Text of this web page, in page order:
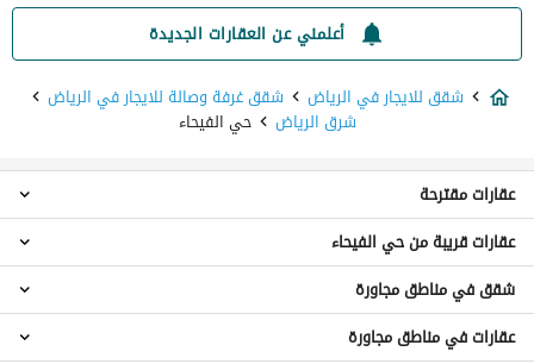
أعلمني عن العقارات الجديدة
شقق للايجار في الرياض
شقق غرفة وصالة للايجار في الرياض
شرق الرياض حي الفيحاء
استوديو للايجار في حي الفيحاء
شقق 2 غرفة نوم للايجار في حي الفيحاء
شقق 3 غرف نوم للايجار في حي الفيحاء
شقق 4 غرف نوم للايجار في حي الفيحاء
عقارات مقترحة
شقق 1 غرفة نوم حي السلام
شقق 1 غرفة نوم حي الجزيرة
شقق 1 غرفة نوم حي الروابي
عقارات قريبة من حي الفيحاء
شقق حي الملك سلمان
شقق في مناطق مجاورة
عقارات في مناطق مجاورة